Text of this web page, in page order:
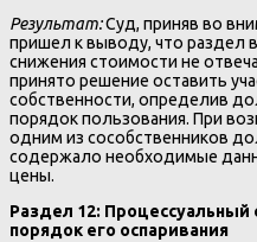
Результат:Суд, приняв во
пришел к выводу, что раздел
снижения стоимости не
принято решение оставить
собственности, определив
порядок пользования. При
одним из сособственников
содержало необходимые
цены.
Раздел 12: Процессуальный
порядок его оспаривания